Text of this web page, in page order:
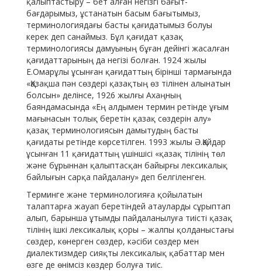
бағдарымыз, ұстанатын басым бағытымыз,
терминологиядағы басты қағидатымыз болуы
керек деп санаймыз. Бұл қағидат қазақ
терминологиясы дамуының бұған дейінгі жасалған
қағидаттарының да негізі болған. 1924 жылы
Е.Омарұлы ұсынған қағидаттың бірінші тармағында
«Қазақша пән сөздері қазақтың өз тілінен алынатын
болсын» делінсе, 1926 жылғы Ахаңның
баяндамасында «Ең алдымен термин ретінде ұғым
мағынасын толық беретін қазақ сөздерін алу»
қазақ терминологиясын дамытудың басты
қағидаты ретінде көрсетілген. 1993 жылы Ә.Қайдар
ұсынған 11 қағидаттың үшіншісі «қазақ тілінің төл
және бұрыннан қалыптасқан байырғы лексикалық
байлығын сарқа пайдалану» деп белгіленген.
Терминге және терминологияға қойылатын
талаптарға жауап беретіндей атауларды сұрыптап
алып, барынша ұтымды пайдаланылуға тиісті қазақ
тілінің ішкі лексикалық қоры – жалпы қолданыстағы
сөздер, көнерген сөздер, кәсіби сөздер мен
диалектизмдер сияқты лексикалық қабаттар мен
өзге де өнімсіз көздер болуға тиіс.